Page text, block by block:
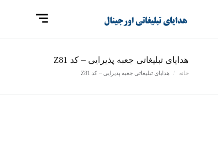
هدایای تبلیغاتی جعبه پذیرایی – کد Z81
خانه هدایای تبلیغاتی جعبه پذیرایی – کد Z81